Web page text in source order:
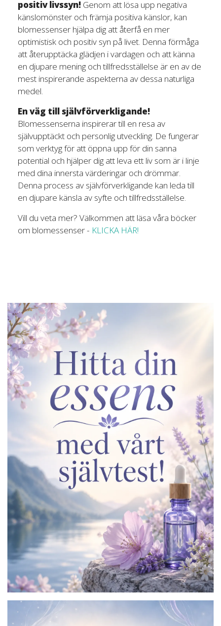
positiv livssyn! Genom att lösa upp negativa
känslomönster och främja positiva känslor, kan
blomessenser hjälpa dig att återfå en mer
optimistisk och positiv syn på livet. Denna förmåga
att återupptäcka glädjen i vardagen och att känna
en djupare mening och tillfredsställelse är en av de
mest inspirerande aspekterna av dessa naturliga
medel.
En väg till självförverkligande!
Blomessenserna inspirerar till en resa av
självupptäckt och personlig utveckling. De fungerar
som verktyg för att öppna upp för din sanna
potential och hjälper dig att leva ett liv som är i linje
med dina innersta värderingar och drömmar.
Denna process av självförverkligande kan leda till
en djupare känsla av syfte och tillfredsställelse.
Vill du veta mer? Välkommen att läsa våra böcker
om blomessenser - KLICKA HÄR!